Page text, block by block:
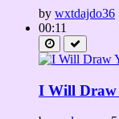
by wxtdajdo36
00:11
I Will Draw